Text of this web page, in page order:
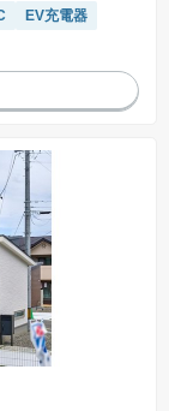
EV充電器